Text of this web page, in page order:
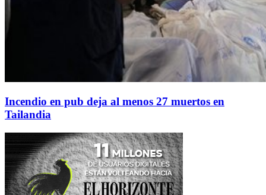
Incendio en pub deja al menos 27 muertos en
Tailandia